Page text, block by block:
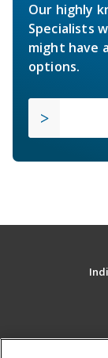
Our highly
Specialists
might have
options.